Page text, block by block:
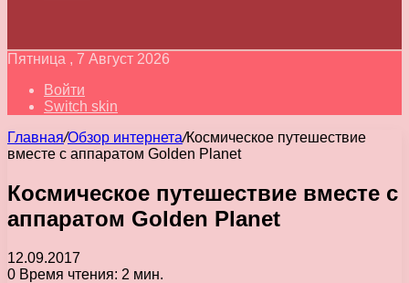
Пятница , 7 Август 2026
Войти
Switch skin
Главная/Обзор интернета/Космическое путешествие
вместе с аппаратом Golden Planet
Космическое путешествие вместе с
аппаратом Golden Planet
12.09.2017
0 Время чтения: 2 мин.